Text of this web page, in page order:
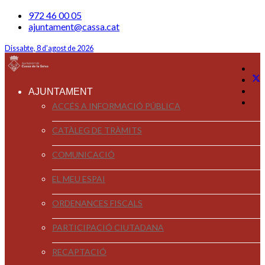
972 46 00 05
ajuntament@cassa.cat
Dissabte, 8 d'agost de 2026
AJUNTAMENT
ACCÉS A INFORMACIÓ PÚBLICA
CATÀLEG DE TRÀMITS
COMUNICACIÓ
EL MEU ESPAI
ORDENANCES FISCALS
PARTICIPACIÓ CIUTADANA
RECAPTACIÓ